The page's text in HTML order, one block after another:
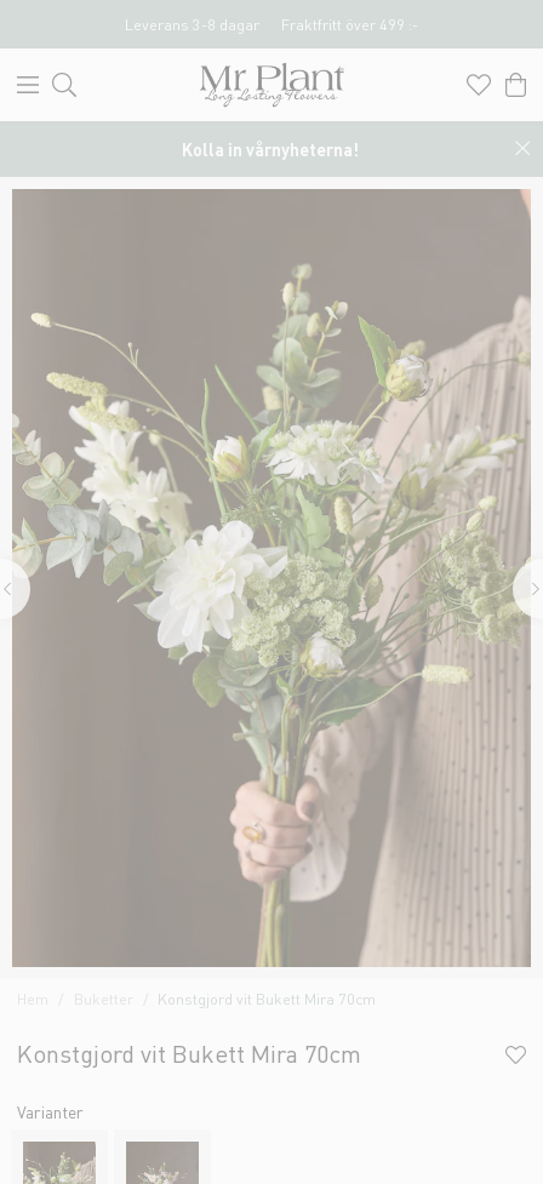
Leverans 3-8 dagar Fraktfritt över 499 :-
Kolla in vårnyheterna!
Hem Buketter Konstgjord vit Bukett Mira 70cm
Konstgjord vit Bukett Mira 70cm
Varianter